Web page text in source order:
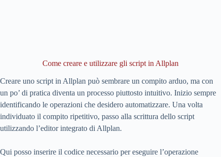
Come creare e utilizzare gli script in Allplan
Creare uno script in Allplan può sembrare un compito arduo, ma con
un po’ di pratica diventa un processo piuttosto intuitivo. Inizio sempre
identificando le operazioni che desidero automatizzare. Una volta
individuato il compito ripetitivo, passo alla scrittura dello script
utilizzando l’editor integrato di Allplan.
Qui posso inserire il codice necessario per eseguire l’operazione